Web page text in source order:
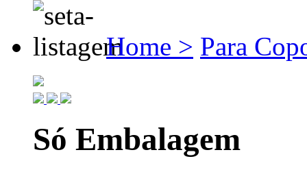
Home > Para
Só Embalagem